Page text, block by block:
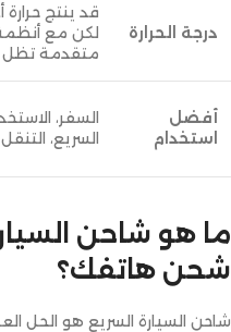
درجة الحرارة
قد ينتج حرارة
لكن مع
متقدمة تظل
أفضل
استخدام
السفر،
السريع، التنقل
ما هو شاحن
شحن هاتفك؟
شاحن السيارة السريع هو الحل